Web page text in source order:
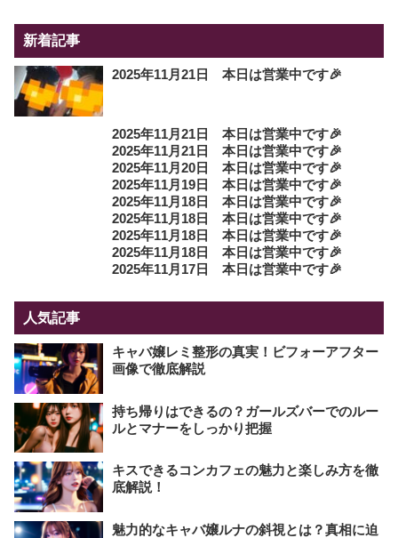
新着記事
2025年11月21日 本日は営業中です🎉
2025年11月21日 本日は営業中です🎉
2025年11月21日 本日は営業中です🎉
2025年11月20日 本日は営業中です🎉
2025年11月19日 本日は営業中です🎉
2025年11月18日 本日は営業中です🎉
2025年11月18日 本日は営業中です🎉
2025年11月18日 本日は営業中です🎉
2025年11月18日 本日は営業中です🎉
2025年11月17日 本日は営業中です🎉
人気記事
キャバ嬢レミ整形の真実！ビフォーアフター
画像で徹底解説
持ち帰りはできるの？ガールズバーでのルー
ルとマナーをしっかり把握
キスできるコンカフェの魅力と楽しみ方を徹
底解説！
魅力的なキャバ嬢ルナの斜視とは？真相に迫